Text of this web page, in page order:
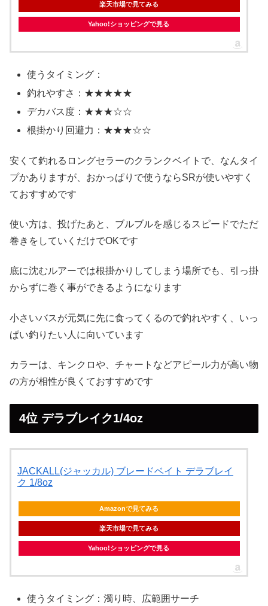
楽天市場で見てみる
Yahoo!ショッピングで見る
使うタイミング：
釣れやすさ：★★★★★
デカバス度：★★★☆☆
根掛かり回避力：★★★☆☆
安くて釣れるロングセラーのクランクベイトで、なんタイ
プかありますが、おかっぱりで使うならSRが使いやすく
ておすすめです
使い方は、投げたあと、ブルブルを感じるスピードでただ
巻きをしていくだけでOKです
底に沈むルアーでは根掛かりしてしまう場所でも、引っ掛
からずに巻く事ができるようになります
小さいバスが元気に先に食ってくるので釣れやすく、いっ
ぱい釣りたい人に向いています
カラーは、キンクロや、チャートなどアピール力が高い物
の方が相性が良くておすすめです
4位 デラブレイク1/4oz
JACKALL(ジャッカル) ブレードベイト デラブレイ
ク 1/8oz
Amazonで見てみる
楽天市場で見てみる
Yahoo!ショッピングで見る
使うタイミング：濁り時、広範囲サーチ